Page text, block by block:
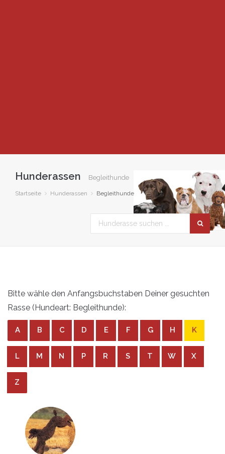
Hunderassen Begleithunde
Startseite Hunderassen Begleithunde
Bitte wähle den Anfangsbuchstaben Deiner gesuchten
Rasse (Hundeart: Begleithunde):
A B C D E F G H K
L M N P R S T W X
Z